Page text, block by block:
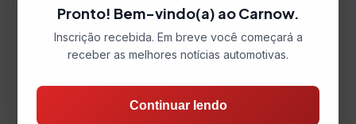
Pronto! Bem-vindo(a) ao Carnow.
Inscrição recebida. Em breve você começará a
receber as melhores notícias automotivas.
Continuar lendo